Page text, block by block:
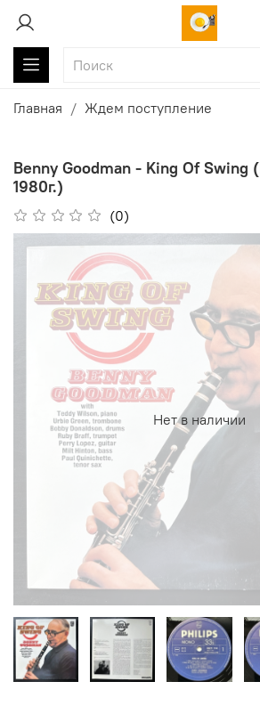
Главная Ждем поступление
Benny Goodman - King Of Swing
1980г.)
(0)
Нет в наличии